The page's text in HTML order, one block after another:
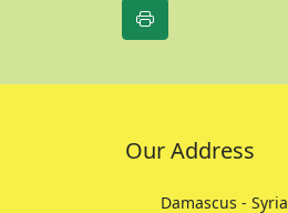
Our Address
Damascus - Syria